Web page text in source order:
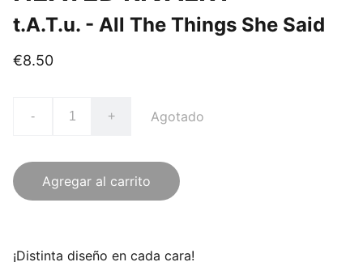
t.A.T.u. - All The Things She Said
€8.50
- + Agotado
Agregar al carrito
¡Distinta diseño en cada cara!